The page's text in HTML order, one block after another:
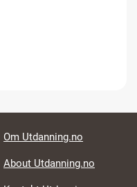
Footer links
Om Utdanning.no
About Utdanning.no